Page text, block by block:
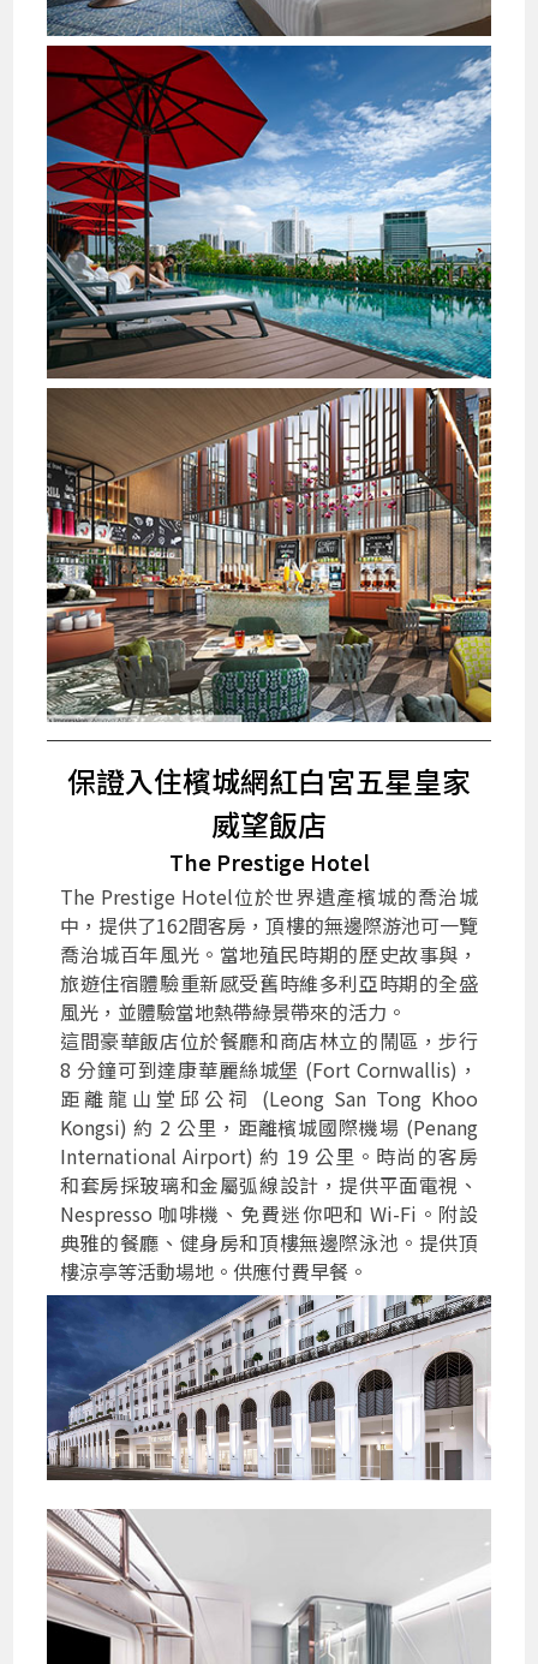
保證入住檳城網紅白宮五星皇家
威望飯店
The Prestige Hotel
The Prestige Hotel位於世界遺產檳城的喬治城
中，提供了162間客房，頂樓的無邊際游池可一覽
喬治城百年風光。當地殖民時期的歷史故事與，
旅遊住宿體驗重新感受舊時維多利亞時期的全盛
風光，並體驗當地熱帶綠景帶來的活力。
這間豪華飯店位於餐廳和商店林立的鬧區，步行
8 分鐘可到達康華麗絲城堡 (Fort Cornwallis)，
距離龍山堂邱公祠 (Leong San Tong Khoo
Kongsi) 約 2 公里，距離檳城國際機場 (Penang
International Airport) 約 19 公里。時尚的客房
和套房採玻璃和金屬弧線設計，提供平面電視、
Nespresso 咖啡機、免費迷你吧和 Wi-Fi。附設
典雅的餐廳、健身房和頂樓無邊際泳池。提供頂
樓涼亭等活動場地。供應付費早餐。